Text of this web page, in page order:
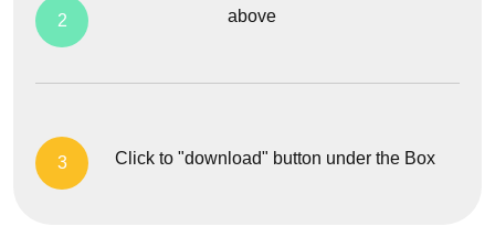
2
above
3 Click to "download" button under the Box